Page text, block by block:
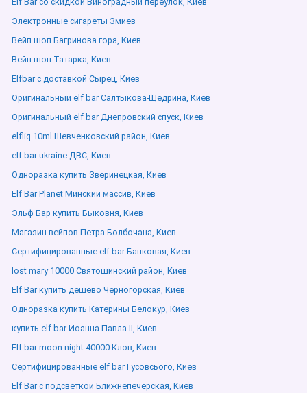
Электронные сигареты Змиев
Вейп шоп Багринова гора, Киев
Вейп шоп Татарка, Киев
Elfbar с доставкой Сырец, Киев
Оригинальный elf bar Салтыкова-Щедрина, Киев
Оригинальный elf bar Днепровский спуск, Киев
elfliq 10ml Шевченковский район, Киев
elf bar ukraine ДВС, Киев
Одноразка купить Зверинецкая, Киев
Elf Bar Planet Минский массив, Киев
Эльф Бар купить Быковня, Киев
Магазин вейпов Петра Болбочана, Киев
Сертифицированные elf bar Банковая, Киев
lost mary 10000 Святошинский район, Киев
Elf Bar купить дешево Черногорская, Киев
Одноразка купить Катерины Белокур, Киев
купить elf bar Иоанна Павла ІІ, Киев
Elf bar moon night 40000 Клов, Киев
Сертифицированные elf bar Гусовсього, Киев
Elf Bar с подсветкой Ближнепечерская, Киев